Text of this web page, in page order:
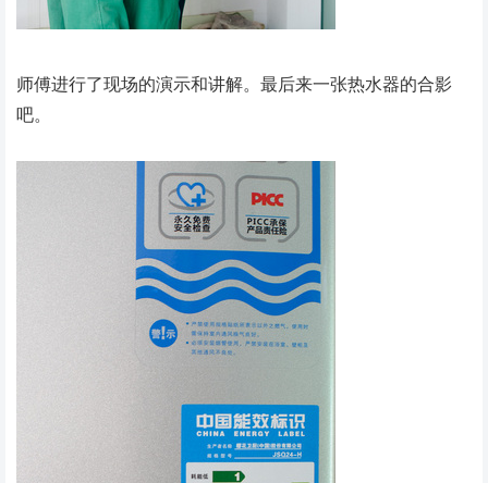
师傅进行了现场的演示和讲解。最后来一张热水器的合影
吧。